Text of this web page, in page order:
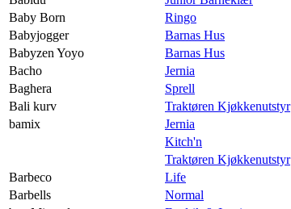
Baby Born
Ringo
Babyjogger
Barnas Hus
Babyzen Yoyo
Barnas Hus
Bacho
Jernia
Baghera
Sprell
Bali kurv
Traktøren Kjøkkenutstyr
bamix
Jernia
Kitch'n
Traktøren Kjøkkenutstyr
Barbeco
Life
Barbells
Normal